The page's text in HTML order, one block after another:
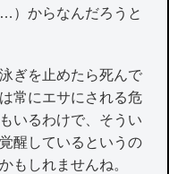
）からなんだろうと
ぎを止めたら死んで
常にエサにされる危
いるわけで、そうい
醒しているというの
もしれませんね。